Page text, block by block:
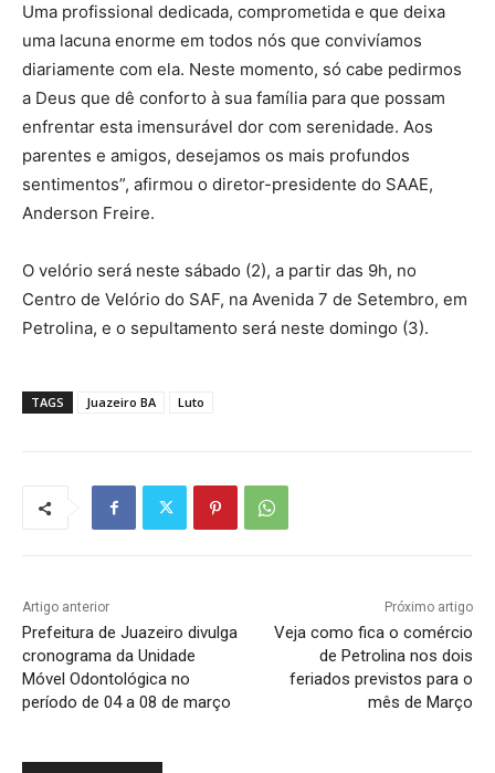
Uma profissional dedicada, comprometida e que deixa
uma lacuna enorme em todos nós que convivíamos
diariamente com ela. Neste momento, só cabe pedirmos
a Deus que dê conforto à sua família para que possam
enfrentar esta imensurável dor com serenidade. Aos
parentes e amigos, desejamos os mais profundos
sentimentos”, afirmou o diretor-presidente do SAAE,
Anderson Freire.
O velório será neste sábado (2), a partir das 9h, no
Centro de Velório do SAF, na Avenida 7 de Setembro, em
Petrolina, e o sepultamento será neste domingo (3).
TAGS Juazeiro BA Luto
Artigo anterior
Prefeitura de Juazeiro divulga
cronograma da Unidade
Móvel Odontológica no
período de 04 a 08 de março
Próximo artigo
Veja como fica o comércio
de Petrolina nos dois
feriados previstos para o
mês de Março